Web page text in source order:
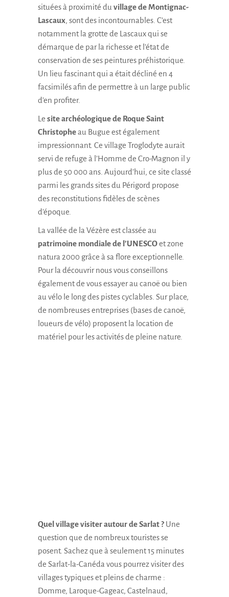
situées à proximité du village de Montignac-
Lascaux, sont des incontournables. C’est
notamment la grotte de Lascaux qui se
démarque de par la richesse et l’état de
conservation de ses peintures préhistorique.
Un lieu fascinant qui a était décliné en 4
facsimilés afin de permettre à un large public
d’en profiter.
Le site archéologique de Roque Saint
Christopheau Bugue est également
impressionnant. Ce village Troglodyte aurait
servi de refuge à l’Homme de Cro-Magnon il y
plus de 50 000 ans. Aujourd’hui, ce site classé
parmi les grands sites du Périgord propose
des reconstitutions fidèles de scènes
d’époque.
La vallée de la Vézère est classée au
patrimoine mondiale de l’UNESCOet zone
natura 2000 grâce à sa flore exceptionnelle.
Pour la découvrir nous vous conseillons
également de vous essayer au canoë ou bien
au vélo le long des pistes cyclables. Sur place,
de nombreuses entreprises (bases de canoë,
loueurs de vélo) proposent la location de
matériel pour les activités de pleine nature.
Quel village visiter autour de Sarlat ? Une
question que de nombreux touristes se
posent. Sachez que à seulement 15 minutes
de Sarlat-la-Canéda vous pourrez visiter des
villages typiques et pleins de charme :
Domme, Laroque-Gageac, Castelnaud,